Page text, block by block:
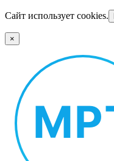
Сайт использует cookies.
×